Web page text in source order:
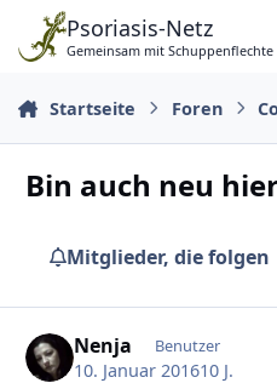
Zu Inhalt springen
Psoriasis-Netz
Gemeinsam mit Schuppenflechte
Startseite Foren
Bin auch neu
Mitglieder, die folgen
Nenja Benutzer
10. Januar 201610 J.